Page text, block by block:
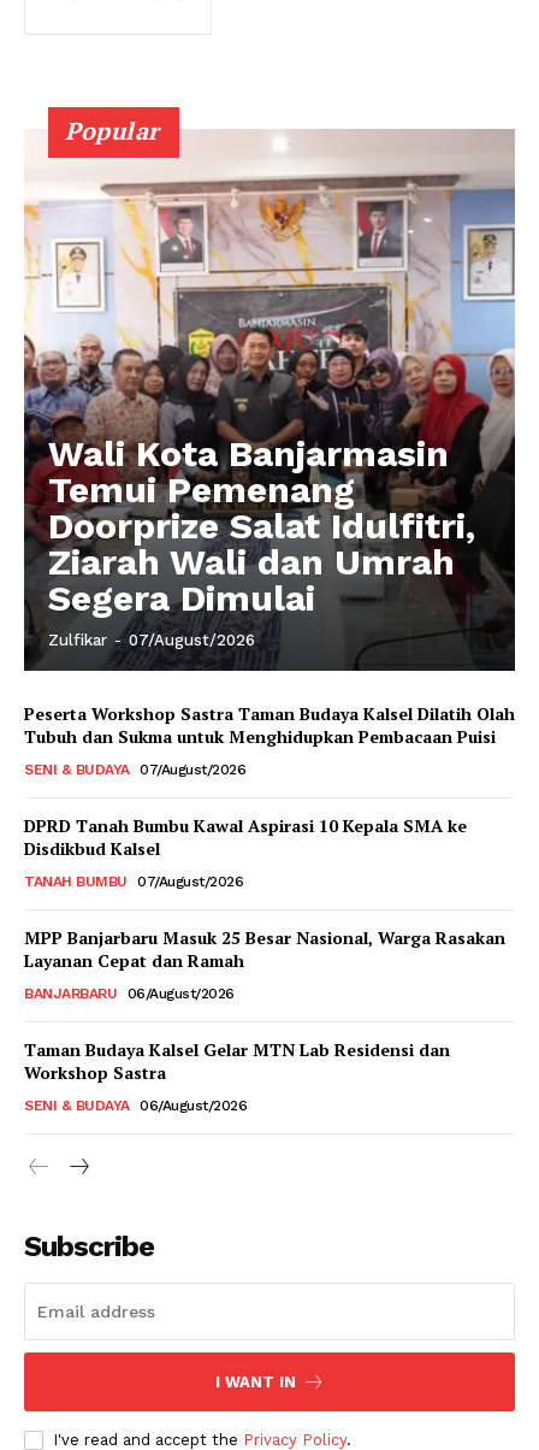
Popular
Wali Kota Banjarmasin
Temui Pemenang
Doorprize Salat Idulfitri,
Ziarah Wali dan Umrah
Segera Dimulai
Zulfikar - 07/August/2026
Peserta Workshop Sastra Taman Budaya Kalsel Dilatih Olah
Tubuh dan Sukma untuk Menghidupkan Pembacaan Puisi
SENI & BUDAYA 07/August/2026
DPRD Tanah Bumbu Kawal Aspirasi 10 Kepala SMA ke
Disdikbud Kalsel
TANAH BUMBU 07/August/2026
MPP Banjarbaru Masuk 25 Besar Nasional, Warga Rasakan
Layanan Cepat dan Ramah
BANJARBARU 06/August/2026
Taman Budaya Kalsel Gelar MTN Lab Residensi dan
Workshop Sastra
SENI & BUDAYA 06/August/2026
Subscribe
I WANT IN
I've read and accept the Privacy Policy.